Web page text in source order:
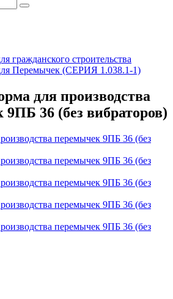
гражданского строительства
Перемычек (СЕРИЯ 1.038.1-1)
для производства
36 (без вибраторов)